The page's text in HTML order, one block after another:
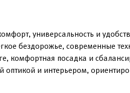
универсальность и
бездорожье, современные
комфортная посадка и
оптикой и интерьером,